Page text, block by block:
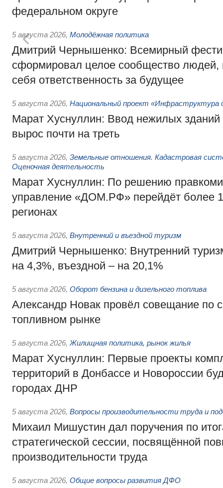
федеральном округе
5 августа 2026, Молодёжная политика
Дмитрий Чернышенко: Всемирный
сформировал целое сообщество людей,
себя ответственность за будущее
5 августа 2026, Национальный проект «Инфраструктура
Марат Хуснуллин: Ввод нежилых зданий
вырос почти на треть
5 августа 2026, Земельные отношения. Кадастровая
Оценочная деятельность
Марат Хуснуллин: По решению
управление «ДОМ.РФ» перейдёт более
регионах
5 августа 2026, Внутренний и въездной туризм
Дмитрий Чернышенко: Внутренний
на 4,3%, въездной – на 20,1%
5 августа 2026, Оборот бензина и дизельного топлива
Александр Новак провёл совещание по
топливном рынке
5 августа 2026, Жилищная политика, рынок жилья
Марат Хуснуллин: Первые проекты
территорий в Донбассе и Новороссии
городах ДНР
5 августа 2026, Вопросы производительности труда и
Михаил Мишустин дал поручения по
стратегической сессии, посвящённой
производительности труда
5 августа 2026, Общие вопросы развития ДФО